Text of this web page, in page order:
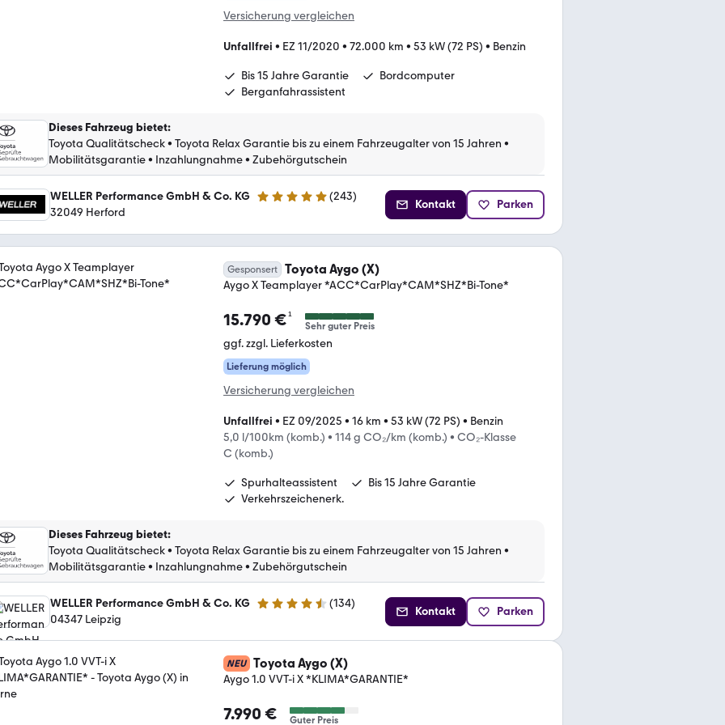
Versicherung vergleichen
Unfallfrei • EZ 11/2020 • 72.000 km • 53 kW (72 PS) • Benzin
Bis 15 Jahre Garantie
Bordcomputer
Berganfahrassistent
Dieses Fahrzeug bietet:
Toyota Qualitätscheck• Toyota Relax Garantie bis zu einem Fahrzeugalter von 15 Jahren •
Mobilitätsgarantie• Inzahlungnahme• Zubehörgutschein
WELLER Performance GmbH & Co. KG 4.8 Sterne (243)
32049 Herford
Kontakt Parken
Gesponsert Toyota Aygo (X)
Aygo X Teamplayer *ACC*CarPlay*CAM*SHZ*Bi-Tone*
15.790 €¹
Sehr guter Preis
ggf. zzgl. Lieferkosten
Lieferung möglich
Versicherung vergleichen
Unfallfrei • EZ 09/2025 • 16 km • 53 kW (72 PS) • Benzin
5,0 l/100km (komb.) • 114 g CO₂/km (komb.) • CO₂-Klasse
C (komb.)
Spurhalteassistent
Bis 15 Jahre Garantie
Verkehrszeichenerk.
Dieses Fahrzeug bietet:
Toyota Qualitätscheck• Toyota Relax Garantie bis zu einem Fahrzeugalter von 15 Jahren •
Mobilitätsgarantie• Inzahlungnahme• Zubehörgutschein
WELLER Performance GmbH & Co. KG 4.7 Sterne (134)
04347 Leipzig
Kontakt Parken
NEU Toyota Aygo (X)
Aygo 1.0 VVT-i X *KLIMA*GARANTIE*
7.990 € Guter Preis